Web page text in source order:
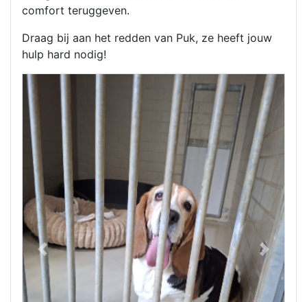
Previous Next
comfort teruggeven.
Draag bij aan het redden van Puk, ze heeft jouw
hulp hard nodig!